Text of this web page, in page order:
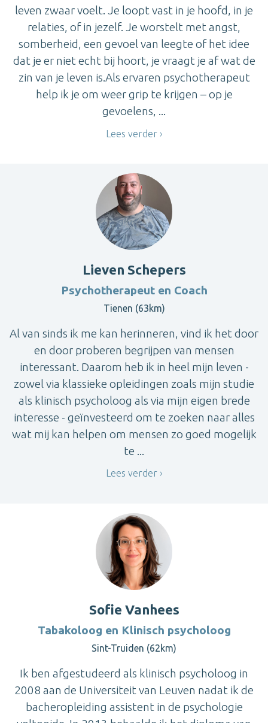
leven zwaar voelt. Je loopt vast in je hoofd, in je
relaties, of in jezelf. Je worstelt met angst,
somberheid, een gevoel van leegte of het idee
dat je er niet echt bij hoort, je vraagt je af wat de
zin van je leven is.Als ervaren psychotherapeut
help ik je om weer grip te krijgen – op je
gevoelens, ...
Lees verder
Lieven Schepers
Psychotherapeut en Coach
Tienen (63km)
Al van sinds ik me kan herinneren, vind ik het door
en door proberen begrijpen van mensen
interessant. Daarom heb ik in heel mijn leven -
zowel via klassieke opleidingen zoals mijn studie
als klinisch psycholoog als via mijn eigen brede
interesse - geïnvesteerd om te zoeken naar alles
wat mij kan helpen om mensen zo goed mogelijk
te ...
Lees verder
Sofie Vanhees
Tabakoloog en Klinisch psycholoog
Sint-Truiden (62km)
Ik ben afgestudeerd als klinisch psycholoog in
2008 aan de Universiteit van Leuven nadat ik de
bacheropleiding assistent in de psychologie